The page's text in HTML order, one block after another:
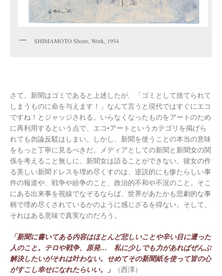
SHIMAMOTO Shozo, Work, 1954
さて、新聞はゴミであると上述したが、「ゴミとして捨てられて
しまうものに命を与えます！」なんて言うと現代ではすぐにエコ
ですね！とジャッジされる。いらなくなったものをアートのため
に再利用するという点で、エコ•アートというカテゴリを掲げら
れても勿論反駁はしまい。しかし、新聞を使うことの本当の意味
をもっと丁寧に見るべきだ。メディアとしての新聞と新聞女の関
係を考えること無しに、新聞女は語ることができない。彼女の作
る美しい新聞ドレスを埋め尽くすのは、逆説的にも惨たらしい事
件の報道や、戦争や紛争のこと、政治的不和や不況のこと。そこ
にある出来事を視線でなぞるならば、世界があたかも悲劇的な事
柄で埋め尽くされているかのように感じざるを得ない。そして、
それはある意味で真実なのだろう。
「新聞に書いてある内容はほとんど悲しいことや辛い目に遭った
人のこと。テロや戦争、原発… 私に少しでも力があればぜんぶ
解決したいがそれは叶わない。せめてその新聞紙を使って皆の心
がすこし幸せになれたらいい。」
（西澤）